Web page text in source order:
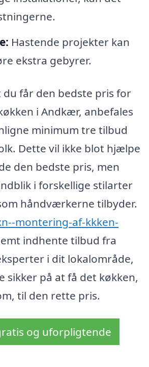
Hastende projekter kan
ekstra gebyrer.
du får den bedste pris for
i Andkær, anbefales
minimum tre tilbud
Dette vil ikke blot hjælpe
den bedste pris, men
i forskellige stilarter
håndværkerne tilbyder.
montering-af-kkken-
indhente tilbud fra
i dit lokalområde,
sikker på at få det køkken,
til den rette pris.
og uforpligtende